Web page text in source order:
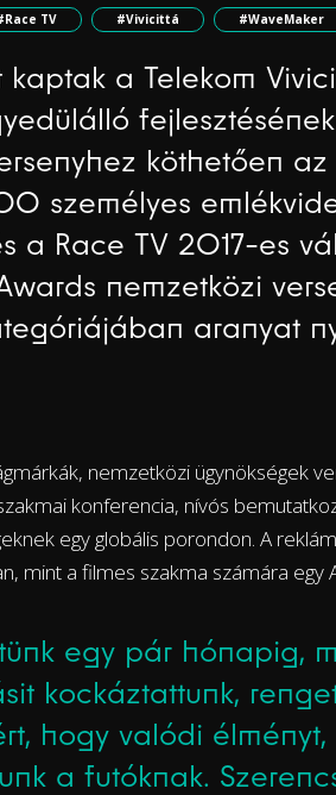
TV #Vivicittá #WaveMaker
kaptak a Telekom
köthetően
személyes
a Race TV 2017-es
nemzetközi
aranyat
nemzetközi ügynökségek
konferencia, nívós
egy globális porondon. A
mint a filmes szakma számára egy
egy pár hónapig,
kockáztattunk,
hogy valódi
a futóknak.